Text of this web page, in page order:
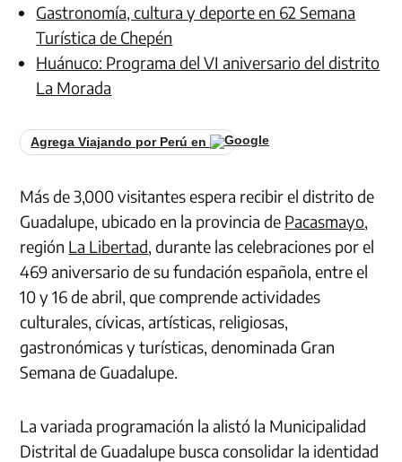
Gastronomía, cultura y deporte en 62 Semana
Turística de Chepén
Huánuco: Programa del VI aniversario del distrito
La Morada
Agrega Viajando por Perú en
Más de 3,000 visitantes espera recibir el distrito de
Guadalupe, ubicado en la provincia de Pacasmayo
región La Libertad , durante las celebraciones por el
469 aniversario de su fundación española, entre el
10 y 16 de abril, que comprende actividades
culturales, cívicas, artísticas, religiosas,
gastronómicas y turísticas, denominada Gran
Semana de Guadalupe.
La variada programación la alistó la Municipalidad
Distrital de Guadalupe busca consolidar la identidad